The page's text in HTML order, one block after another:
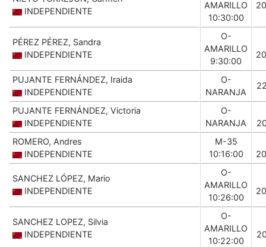
INDEPENDIENTE
AMARILLO
10:30:00
PÉREZ PÉREZ, Sandra
INDEPENDIENTE
O-
AMARILLO
9:30:00
PUJANTE FERNÁNDEZ, Iraida
INDEPENDIENTE
O-
NARANJA
PUJANTE FERNÁNDEZ, Victoria
INDEPENDIENTE
O-
NARANJA
ROMERO, Andres
INDEPENDIENTE
M-35
10:16:00
SANCHEZ LÓPEZ, Mario
INDEPENDIENTE
O-
AMARILLO
10:26:00
SANCHEZ LOPEZ, Silvia
INDEPENDIENTE
O-
AMARILLO
10:22:00